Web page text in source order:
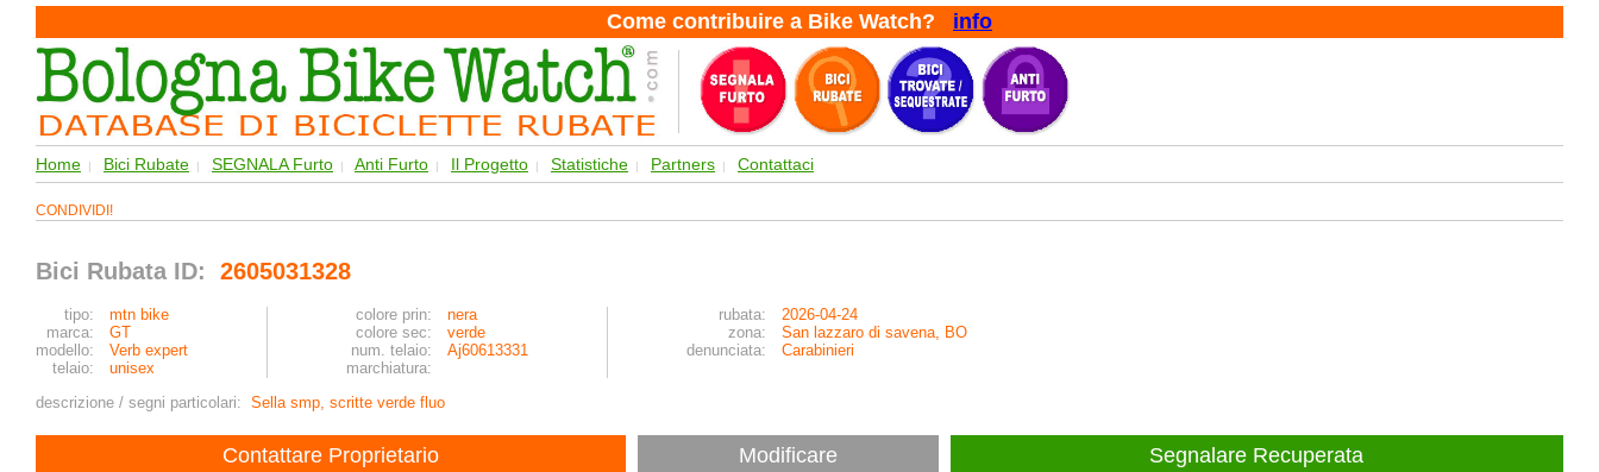
Come contribuire a Bike Watch? info
Home | Bici Rubate | SEGNALA Furto | Anti Furto | Il Progetto | Statistiche | Partners | Contattaci
CONDIVIDI!
Bici Rubata ID: 2605031328
tipo: mtn bike colore prin: nera rubata:
2026-04-24
marca:
GT colore sec: verde zona:
San lazzaro di savena, BO
modello:
Verb expert num. telaio: Aj60613331 denunciata:
Carabinieri
telaio:
unisex
marchiatura:
descrizione / segni particolari: Sella smp, scritte verde fluo
Contattare Proprietario Modificare Segnalare Recuperata